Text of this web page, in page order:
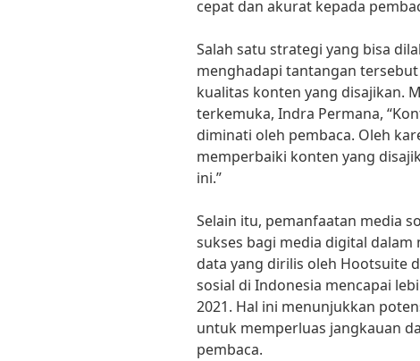
cepat dan akurat kepada
Salah satu strategi yang bisa
menghadapi tantangan
kualitas konten yang disajikan.
terkemuka, Indra Permana,
diminati oleh pembaca. Oleh
memperbaiki konten yang
ini.”
Selain itu, pemanfaatan media
sukses bagi media digital
data yang dirilis oleh Hootsuite
sosial di Indonesia mencapai
2021. Hal ini menunjukkan
untuk memperluas jangkauan
pembaca.